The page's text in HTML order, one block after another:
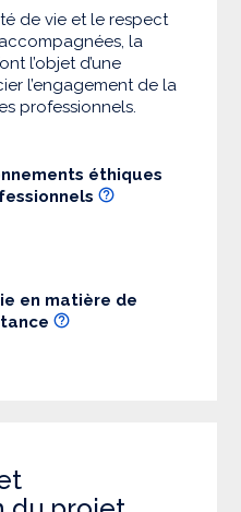
de vie et le respect
la
l’objet d’une
l’engagement de la
professionnels.
éthiques
en matière de